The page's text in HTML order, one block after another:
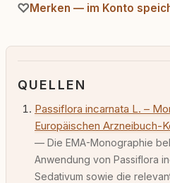
Merken — im Konto
QUELLEN
Passiflora incarnata L. –
Europäischen Arzneibuch-
— Die EMA-Monographie
Anwendung von Passiflora
Sedativum sowie die